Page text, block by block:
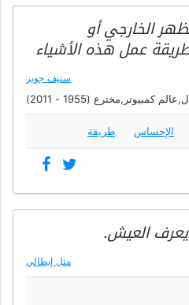
الخارجي أو
عمل هذه الأشياء
ستيف جوبز
كمبيوتر,مخترع (1955 - 2011)
الإحساس طريقة
يعرف العيش.
مثل إيطالي